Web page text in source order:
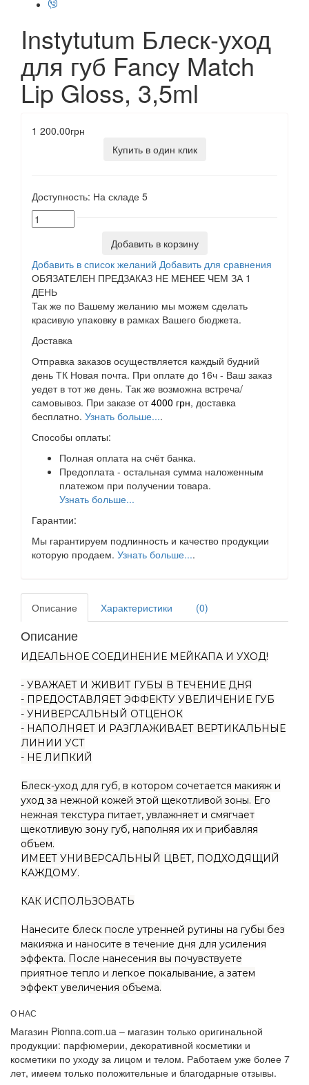
Instytutum Блеск-уход
для губ Fancy Match
Lip Gloss, 3,5ml
1 200.00грн
Купить в один клик
Доступность: На складе 5
Добавить в корзину
Добавить в список желаний Добавить для сравнения
ОБЯЗАТЕЛЕН ПРЕДЗАКАЗ НЕ МЕНЕЕ ЧЕМ ЗА 1
ДЕНЬ
Так же по Вашему желанию мы можем сделать
красивую упаковку в рамках Вашего бюджета.
Доставка
Отправка заказов осуществляется каждый будний
день ТК Новая почта. При оплате до 16ч - Ваш заказ
уедет в тот же день. Так же возможна встреча/
самовывоз. При заказе от4000 грн, доставка
бесплатно. Узнать больше....
Способы оплаты:
Полная оплата на счёт банка.
Предоплата - остальная сумма наложенным
платежом при получении товара.
Узнать больше...
Гарантии:
Мы гарантируем подлинность и качество продукции
которую продаем. Узнать больше....
Описание Характеристики (0)
Описание
ИДЕАЛЬНОЕ СОЕДИНЕНИЕ МЕЙКАПА И УХОД!
- УВАЖАЕТ И ЖИВИТ ГУБЫ В ТЕЧЕНИЕ ДНЯ
- ПРЕДОСТАВЛЯЕТ ЭФФЕКТУ УВЕЛИЧЕНИЕ ГУБ
- УНИВЕРСАЛЬНЫЙ ОТЦЕНОК
- НАПОЛНЯЕТ И РАЗГЛАЖИВАЕТ ВЕРТИКАЛЬНЫЕ
ЛИНИИ УСТ
- НЕ ЛИПКИЙ
Блеск-уход для губ, в котором сочетается макияж и
уход за нежной кожей этой щекотливой зоны. Его
нежная текстура питает, увлажняет и смягчает
щекотливую зону губ, наполняя их и прибавляя
объем.
ИМЕЕТ УНИВЕРСАЛЬНЫЙ ЦВЕТ, ПОДХОДЯЩИЙ
КАЖДОМУ.
КАК ИСПОЛЬЗОВАТЬ
Нанесите блеск после утренней рутины на губы без
макияжа и наносите в течение дня для усиления
эффекта. После нанесения вы почувствуете
приятное тепло и легкое покалывание, а затем
эффект увеличения объема.
О НАС
Магазин Pionna.com.ua – магазин только оригинальной
продукции: парфюмерии, декоративной косметики и
косметики по уходу за лицом и телом. Работаем уже более 7
лет, имеем только положительные и благодарные отзывы.